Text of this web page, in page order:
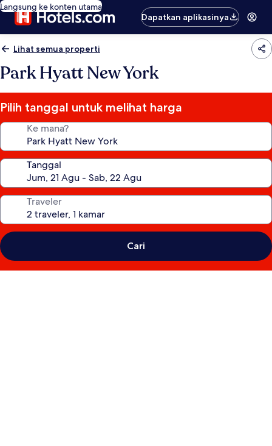
Langsung ke konten utama
Dapatkan aplikasinya
Lihat semua properti
Park Hyatt New York
Pilih tanggal untuk melihat harga
Ke mana?
Tanggal
Traveler
Cari